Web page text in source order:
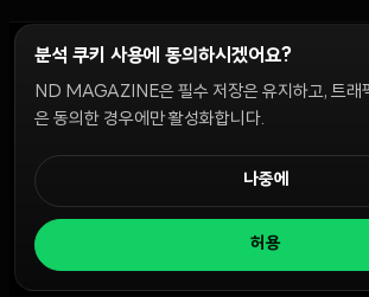
윤리 원칙 Discord 봇캠페인 가이드커뮤니티 랭킹
쿠키 설정
공시 및 정책:
분석 쿠키 사용에 동의하시겠어요?
ND MAGAZINE은 필수 저장은 유지하고, 트래
은 동의한 경우에만 활성화합니다.
나중에
허용